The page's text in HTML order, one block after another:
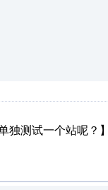
测试一个站呢？